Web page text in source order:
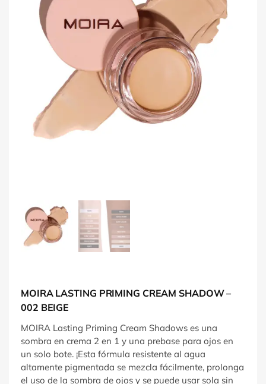
MOIRA LASTING PRIMING CREAM SHADOW –
002 BEIGE
MOIRA Lasting Priming Cream Shadows es una
sombra en crema 2 en 1 y una prebase para ojos en
un solo bote. ¡Esta fórmula resistente al agua
altamente pigmentada se mezcla fácilmente, prolonga
el uso de la sombra de ojos y se puede usar sola sin